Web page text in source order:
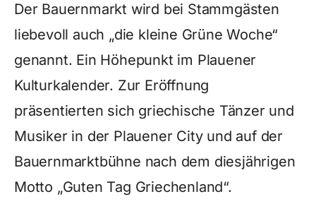
Der Bauernmarkt wird bei Stammgästen
liebevoll auch „die kleine Grüne Woche“
genannt. Ein Höhepunkt im Plauener
Kulturkalender. Zur Eröffnung
präsentierten sich griechische Tänzer und
Musiker in der Plauener City und auf der
Bauernmarktbühne nach dem diesjährigen
Motto „Guten Tag Griechenland“.